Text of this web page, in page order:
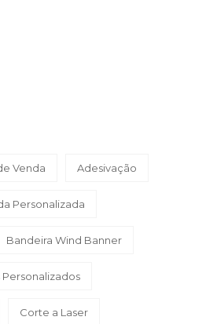
Venda Adesivação
Personalizada
Bandeira Wind Banner
Personalizados
Corte a Laser